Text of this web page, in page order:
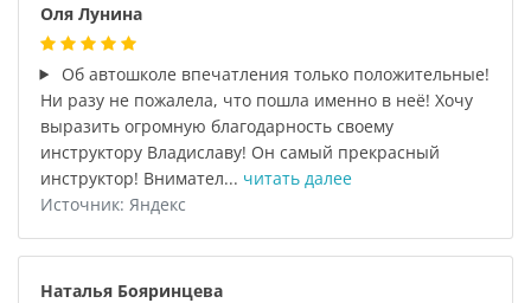
Оля Лунина
Об автошколе впечатления только положительные!
Ни разу не пожалела, что пошла именно в неё! Хочу
выразить огромную благодарность своему
инструктору Владиславу! Он самый прекрасный
инструктор! Внимател... читать далее
Источник: Яндекс
Наталья Бояринцева